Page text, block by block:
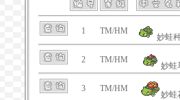
1 TM/HM
妙蛙
2 TM/HM
妙蛙
3 TM/HM
妙蛙